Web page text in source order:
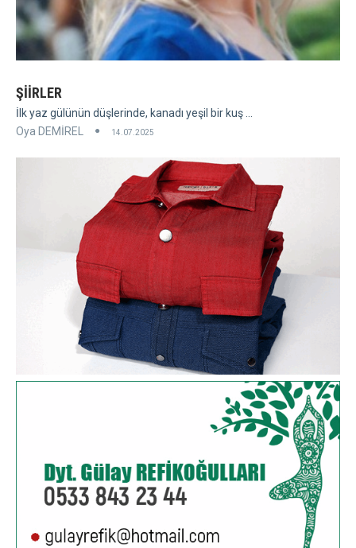
ŞİİRLER
İlk yaz gülünün düşlerinde, kanadı yeşil bir kuş ...
Oya DEMİREL
14.07.2025